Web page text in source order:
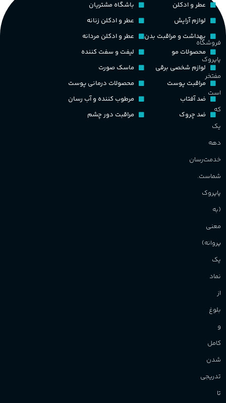
پخش بو
کشور مبدا برند
طبع
گروه بویایی
ماندگاری
آقایان
چوبی میوه‌ای مرکباتی
PA_بخش-بو
نت‌های چوبی
فروشگاه
پاپروک
مفتخر
است
که
یک
دهه
خدمت‌رسان
شماست.
پاپروک
(به
معنی
پروانه)
یک
نماد
از
بلوغ
و
کامل
شدن
تدریجی
تا
عطر و ادکلن
لوازم آرایش
بهداشت و مراقبت بدن
محصولات مو
لوازم شخصی برقی
مراقبت پوست
ضد آفتاب
ضد چروک
باشگاه مشتریان
عطر و ادکلن زنانه
عطر و ادکلن مردانه
لیفت و سفت کننده
ماسک صورت
محصولات درمانی پوست
مرطوب کننده و آب رسان
مراقبت دور چشم